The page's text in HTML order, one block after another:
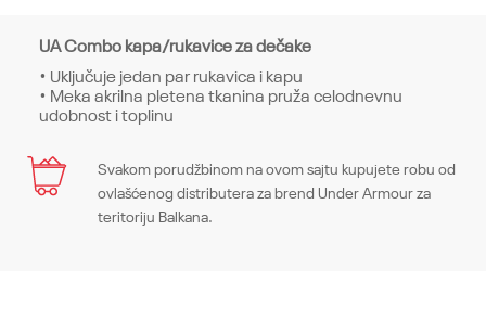
UA Combo kapa/rukavice za dečake
• Uključuje jedan par rukavica i kapu
• Meka akrilna pletena tkanina pruža celodnevnu
udobnost i toplinu
Karakteristika
Kategorija
Kape
Ime/Nadimak
Svakom porudžbinom na ovom sajtu kupujete robu od
ovlašćenog distributera za brend Under Armour za
teritoriju Balkana.